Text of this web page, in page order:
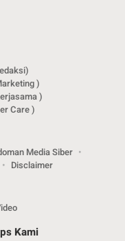
)
)
Care )
Media Siber
Disclaimer
Kami